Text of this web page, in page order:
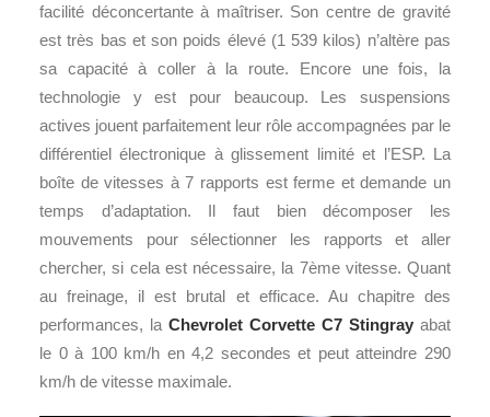
facilité déconcertante à maîtriser. Son centre de gravité
est très bas et son poids élevé (1 539 kilos) n’altère pas
sa capacité à coller à la route. Encore une fois, la
technologie y est pour beaucoup. Les suspensions
actives jouent parfaitement leur rôle accompagnées par le
différentiel électronique à glissement limité et l’ESP. La
boîte de vitesses à 7 rapports est ferme et demande un
temps d’adaptation. Il faut bien décomposer les
mouvements pour sélectionner les rapports et aller
chercher, si cela est nécessaire, la 7ème vitesse. Quant
au freinage, il est brutal et efficace. Au chapitre des
performances, la Chevrolet Corvette C7 Stingray abat
le 0 à 100 km/h en 4,2 secondes et peut atteindre 290
km/h de vitesse maximale.